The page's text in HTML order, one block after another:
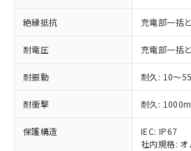
絶縁抵抗 充電部一括
耐電圧 充電部一括
耐振動 耐久: 10～
耐衝撃 耐久:
保護構造
IEC: IP67
社内規格:
在庫状況および標準価
タに基づき作成される
覧された時点での実際
準価格とは異なる場合
了承ください。
正式な納期状況および
様のお取引先、または
ムロン制御機器販売店
むを得ず変更することがあ
*EU RoHS指令（10物質）：
鉛(Pb) 1000ppm以下、 水銀(Hg)
類(PBB) 1000ppm以下、ポリ臭化ジ
(PBDE) 1000ppm以下、フタル酸ビ
ル) (DEHP)(別名：DOP) 1000ppm
ルベンジル（BBP） 1000ppm以下、
(DIBP) 1000ppm以下
但し、RoHS指令で産業用監視およ
「－」：未確認です。当社
い合わせください。
*中国RoHS10物質の基準値 (GB/
Pb(鉛) :1000ppm、 Hg(水銀) :
Cr(Ⅵ)(六価クロム) : 1000ppm、
ニル類) : 1000ppm、 PBDEs(ポリ臭
ル) : 1000ppm、
DEHP(フタル酸ビス(2-エチルヘキシ
為替および外国貿易法
（以下｢規制貨物等」
または国外への提供す
国政府の輸出許可(ま
可)を取得するなどの
当社は規制貨物を破棄
全に破砕するなど、違
いよう必要な手段を講
当社は貴社製品を、核
一定数以上の在庫
一定数には満たな